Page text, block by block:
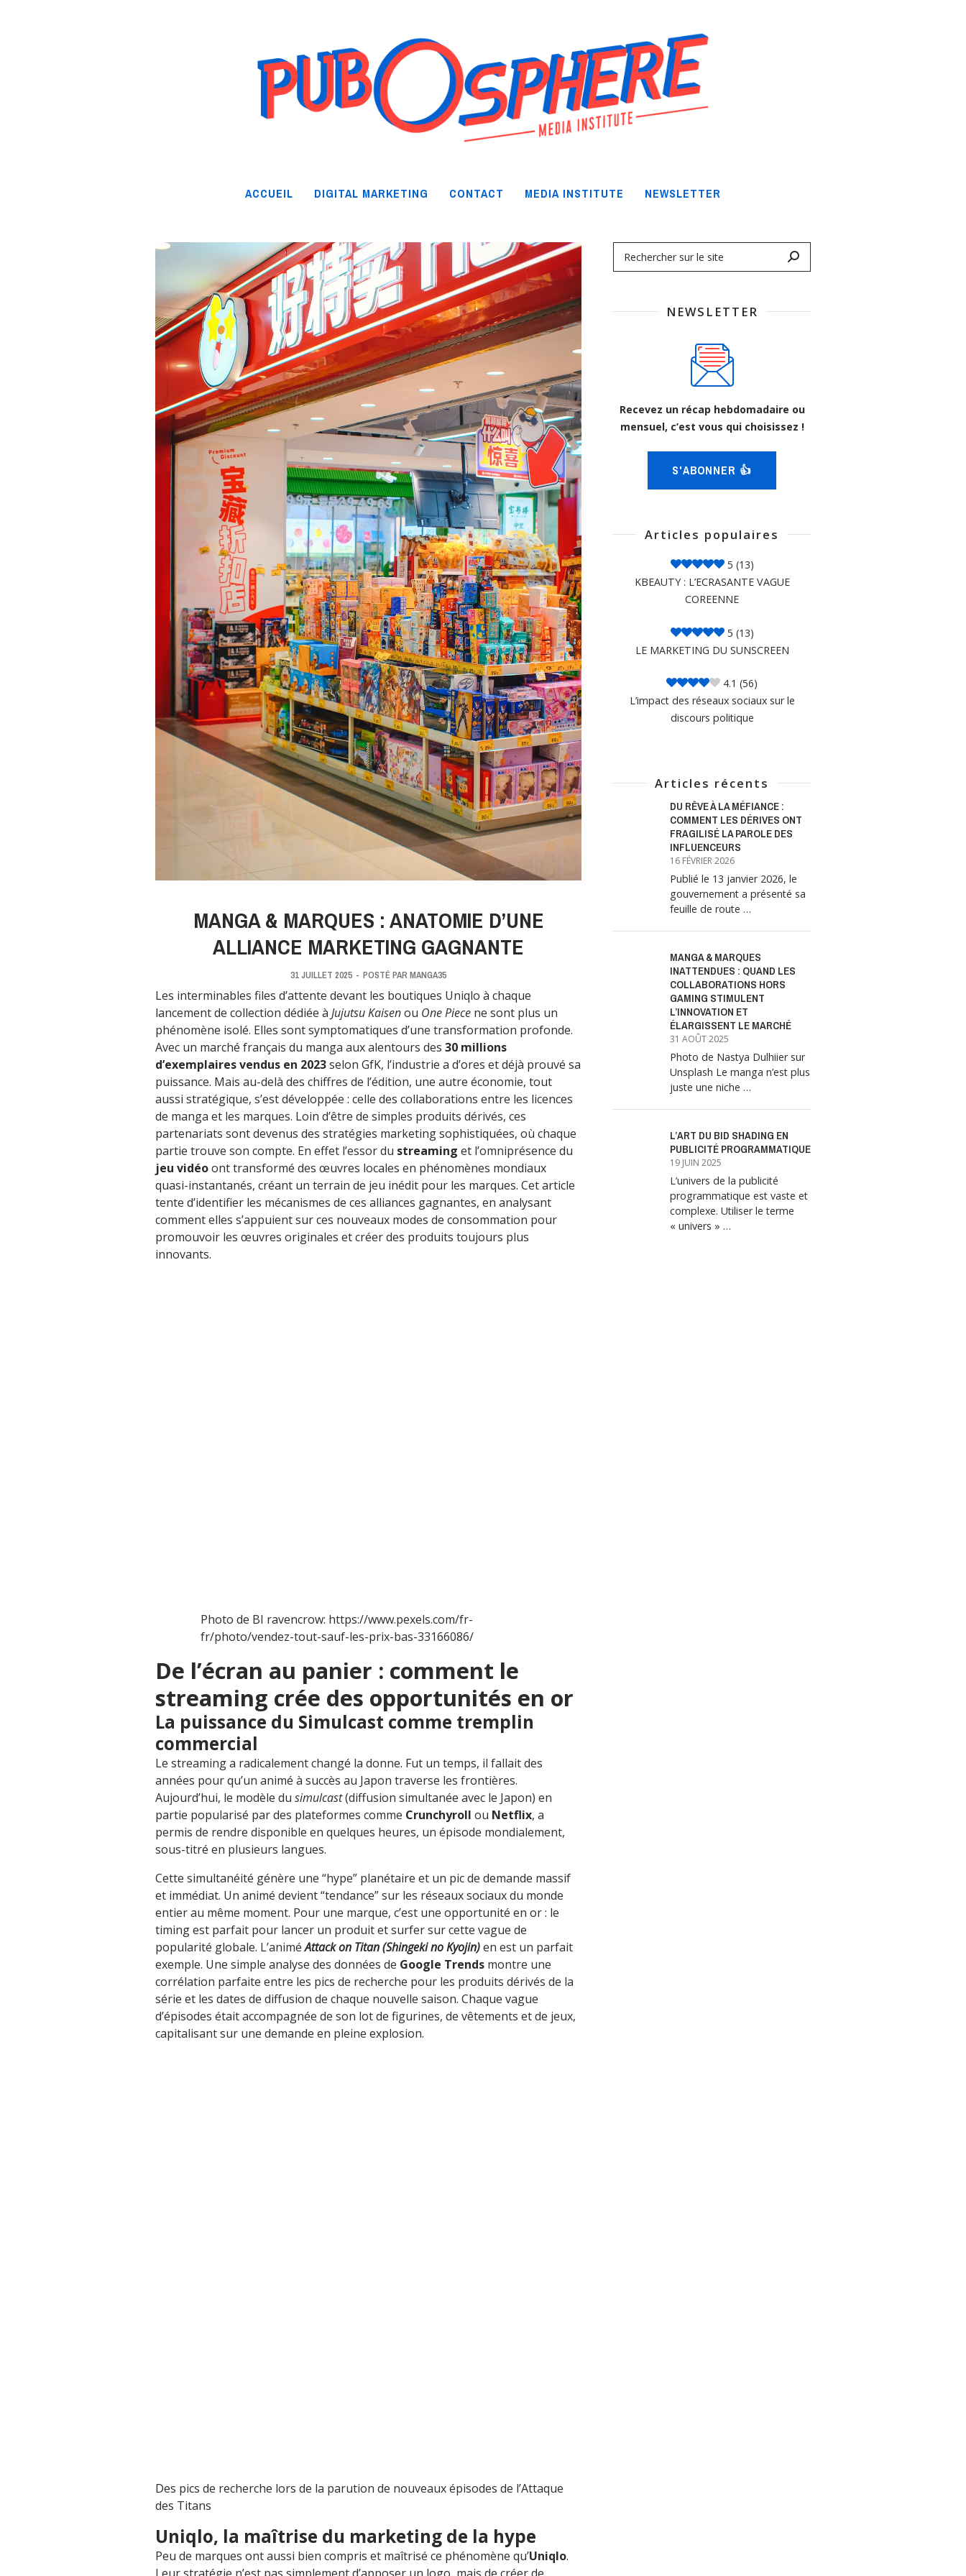
ACCUEIL DIGITAL MARKETING CONTACT MEDIA INSTITUTE NEWSLETTER
MANGA & MARQUES : ANATOMIE D’UNE
ALLIANCE MARKETING GAGNANTE
31 JUILLET 2025 - POSTÉ PARMANGA35
Les interminables files d’attente devant les boutiques Uniqlo à chaque
lancement de collection dédiée à Jujutsu Kaisenou One Piece ne sont plus un
phénomène isolé. Elles sont symptomatiques d’une transformation profonde.
Avec un marché français du manga aux alentours des 30 millions
d’exemplaires vendus en 2023selon GfK, l’industrie a d’ores et déjà prouvé sa
puissance. Mais au-delà des chiffres de l’édition, une autre économie, tout
aussi stratégique, s’est développée : celle des collaborations entre les licences
de manga et les marques. Loin d’être de simples produits dérivés, ces
partenariats sont devenus des stratégies marketing sophistiquées, où chaque
partie trouve son compte. En effet l’essor du streaming et l’omniprésence du
jeu vidéoont transformé des œuvres locales en phénomènes mondiaux
quasi-instantanés, créant un terrain de jeu inédit pour les marques. Cet article
tente d’identifier les mécanismes de ces alliances gagnantes, en analysant
comment elles s’appuient sur ces nouveaux modes de consommation pour
promouvoir les œuvres originales et créer des produits toujours plus
innovants.
Photo de BI ravencrow: https://www.pexels.com/fr-
fr/photo/vendez-tout-sauf-les-prix-bas-33166086/
De l’écran au panier : comment le
streaming crée des opportunités en or
La puissance du Simulcast comme tremplin
commercial
Le streaming a radicalement changé la donne. Fut un temps, il fallait des
années pour qu’un animé à succès au Japon traverse les frontières.
Aujourd’hui, le modèle du simulcast(diffusion simultanée avec le Japon) en
partie popularisé par des plateformes comme Crunchyroll ou Netflix, a
permis de rendre disponible en quelques heures, un épisode mondialement,
sous-titré en plusieurs langues.
Cette simultanéité génère une “hype” planétaire et un pic de demande massif
et immédiat. Un animé devient “tendance” sur les réseaux sociaux du monde
entier au même moment. Pour une marque, c’est une opportunité en or : le
timing est parfait pour lancer un produit et surfer sur cette vague de
popularité globale. L’animéAttack on Titan (Shingeki no Kyojin)en est un parfait
exemple. Une simple analyse des données de Google Trends montre une
corrélation parfaite entre les pics de recherche pour les produits dérivés de la
série et les dates de diffusion de chaque nouvelle saison. Chaque vague
d’épisodes était accompagnée de son lot de figurines, de vêtements et de jeux,
capitalisant sur une demande en pleine explosion.
Des pics de recherche lors de la parution de nouveaux épisodes de l’Attaque
des Titans
Uniqlo, la maîtrise du marketing de la hype
Peu de marques ont aussi bien compris et maîtrisé ce phénomène qu’Uniqlo.
NEWSLETTER
Recevez un récap hebdomadaire ou
mensuel, c’est vous qui choisissez !
S'ABONNER 👍
Articles populaires
5 (13)
KBEAUTY : L’ECRASANTE VAGUE
COREENNE
5 (13)
LE MARKETING DU SUNSCREEN
4.1 (56)
L’impact des réseaux sociaux sur le
discours politique
Articles récents
DU RÊVE À LA MÉFIANCE :
COMMENT LES DÉRIVES ONT
FRAGILISÉ LA PAROLE DES
INFLUENCEURS
16 FÉVRIER 2026
Publié le 13 janvier 2026, le
gouvernement a présenté sa
feuille de route …
MANGA & MARQUES
INATTENDUES : QUAND LES
COLLABORATIONS HORS
GAMING STIMULENT
L’INNOVATION ET
ÉLARGISSENT LE MARCHÉ
31 AOÛT 2025
Photo de Nastya Dulhiier sur
Unsplash Le manga n’est plus
juste une niche …
L’ART DU BID SHADING EN
PUBLICITÉ PROGRAMMATIQUE
19 JUIN 2025
L’univers de la publicité
programmatique est vaste et
complexe. Utiliser le terme
« univers » …